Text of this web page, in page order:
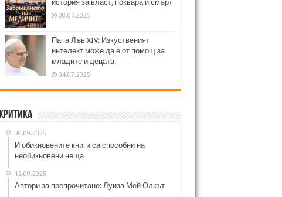
история за власт, поквара и смърт
08.07.2025
Папа Лъв XIV: Изкуственият
интелект може да е от помощ за
младите и децата
04.07.2025
Критика
30.09.2025
И обикновените книги са способни на
необикновени неща
12.09.2025
Автори за препрочитане: Луиза Мей Олкът